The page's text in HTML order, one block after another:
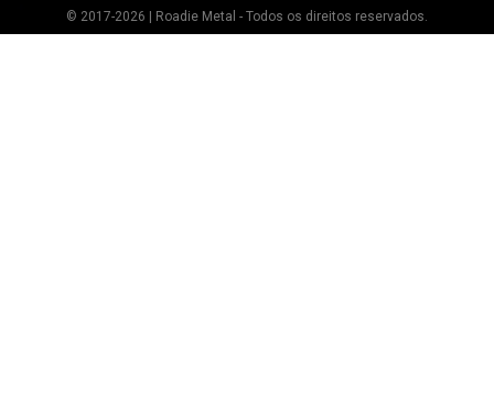
© 2017-2026 | Roadie Metal - Todos os direitos reservados.